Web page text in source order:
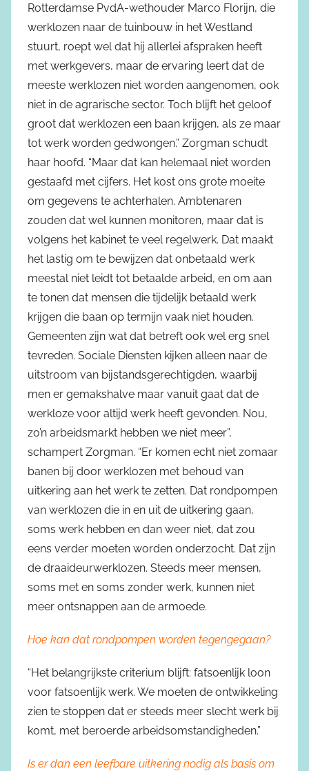
Rotterdamse PvdA-wethouder Marco Florijn, die
werklozen naar de tuinbouw in het Westland
stuurt, roept wel dat hij allerlei afspraken heeft
met werkgevers, maar de ervaring leert dat de
meeste werklozen niet worden aangenomen, ook
niet in de agrarische sector. Toch blijft het geloof
groot dat werklozen een baan krijgen, als ze maar
tot werk worden gedwongen.” Zorgman schudt
haar hoofd. “Maar dat kan helemaal niet worden
gestaafd met cijfers. Het kost ons grote moeite
om gegevens te achterhalen. Ambtenaren
zouden dat wel kunnen monitoren, maar dat is
volgens het kabinet te veel regelwerk. Dat maakt
het lastig om te bewijzen dat onbetaald werk
meestal niet leidt tot betaalde arbeid, en om aan
te tonen dat mensen die tijdelijk betaald werk
krijgen die baan op termijn vaak niet houden.
Gemeenten zijn wat dat betreft ook wel erg snel
tevreden. Sociale Diensten kijken alleen naar de
uitstroom van bijstandsgerechtigden, waarbij
men er gemakshalve maar vanuit gaat dat de
werkloze voor altijd werk heeft gevonden. Nou,
zo’n arbeidsmarkt hebben we niet meer”,
schampert Zorgman. “Er komen echt niet zomaar
banen bij door werklozen met behoud van
uitkering aan het werk te zetten. Dat rondpompen
van werklozen die in en uit de uitkering gaan,
soms werk hebben en dan weer niet, dat zou
eens verder moeten worden onderzocht. Dat zijn
de draaideurwerklozen. Steeds meer mensen,
soms met en soms zonder werk, kunnen niet
meer ontsnappen aan de armoede.
Hoe kan dat rondpompen worden tegengegaan?
“Het belangrijkste criterium blijft: fatsoenlijk loon
voor fatsoenlijk werk. We moeten de ontwikkeling
zien te stoppen dat er steeds meer slecht werk bij
komt, met beroerde arbeidsomstandigheden.”
Is er dan een leefbare uitkering nodig als basis om